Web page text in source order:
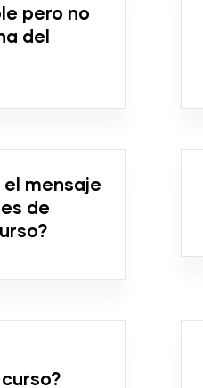
pero no
del
mensaje
de